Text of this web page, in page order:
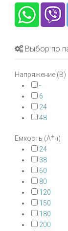
Выбор по
Напряжение (В)
-
6
24
48
Емкость (А*ч)
24
38
60
80
120
150
180
200